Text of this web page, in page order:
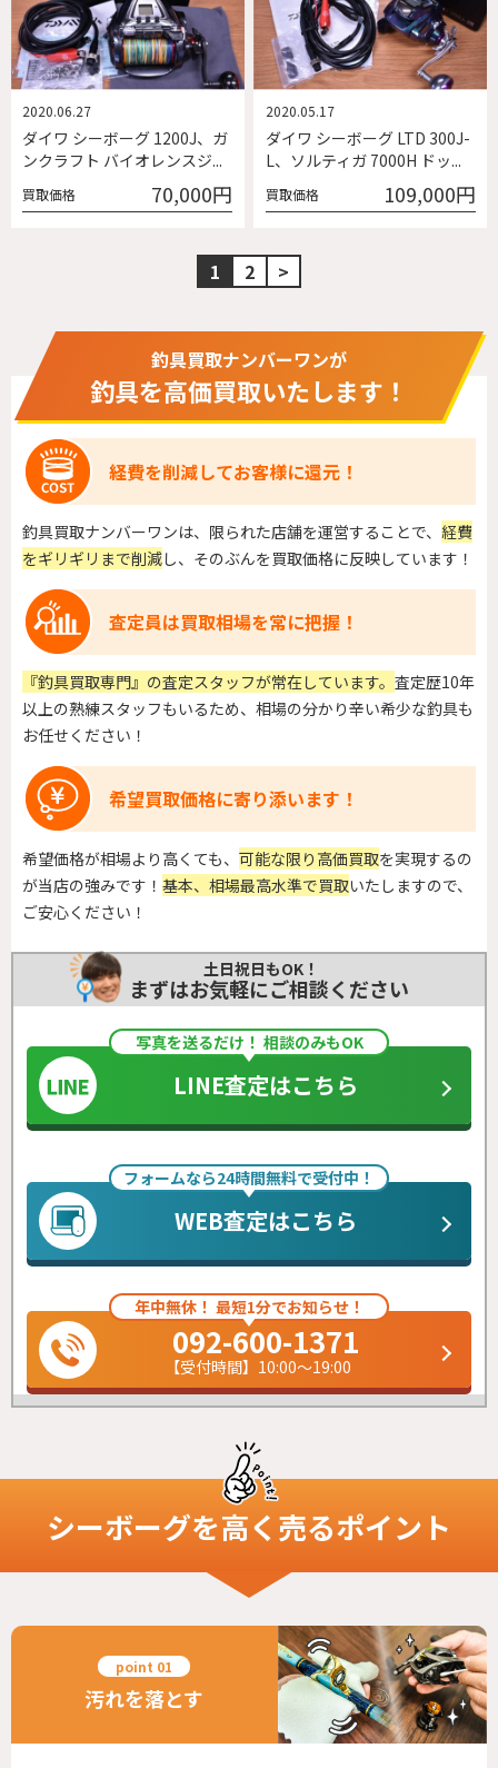
ダイワ シーボーグ 1200J、ガ
ンクラフト バイオレンスジ...
2020.06.27
買取価格 70,000円
ダイワ シーボーグ LTD 300J-
L、ソルティガ 7000H ドッ...
2020.05.17
買取価格 109,000円
1 2 >
釣具買取ナンバーワンが
釣具を高価買取いたします！
経費を削減してお客様に還元！
釣具買取ナンバーワンは、限られた店舗を運営することで、 経費
をギリギリまで削減し、そのぶんを買取価格に反映しています！
査定員は買取相場を常に把握！
『釣具買取専門』の査定スタッフが常在しています。 査定歴10年
以上の熟練スタッフもいるため、相場の分かり辛い希少な釣具も
お任せください！
希望買取価格に寄り添います！
希望価格が相場より高くても、 可能な限り高価買取を実現するの
が当店の強みです！ 基本、相場最高水準で買取いたしますので、
ご安心ください！
土日祝日もOK！
まずはお気軽にご相談ください
写真を送るだけ！ 相談のみもOK
LINE査定はこちら
フォームなら24時間無料で受付中！
WEB査定はこちら
年中無休！ 最短1分でお知らせ！
092-600-1371
【受付時間】10:00～19:00
シーボーグを高く売るポイント
汚れを落とす